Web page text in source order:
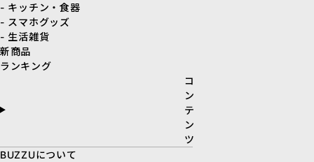
- キッチン・食器
- スマホグッズ
- 生活雑貨
新商品
ランキング
コ
ン
テ
ン
ツ
BUZZUについて